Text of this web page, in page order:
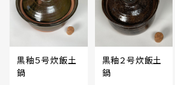
黒釉５号炊飯土
鍋
黒釉２号炊飯土
鍋